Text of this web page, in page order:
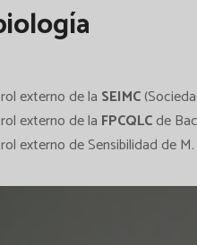
externo de la SEIMC
externo de la FPCQLCde
externo de Sensibilidad de